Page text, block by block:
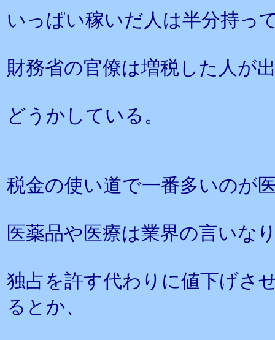
いっぱい稼いだ人は半分持っ
財務省の官僚は増税した人が
どうかしている。
税金の使い道で一番多いのが
医薬品や医療は業界の言いな
独占を許す代わりに値下げさ
るとか、